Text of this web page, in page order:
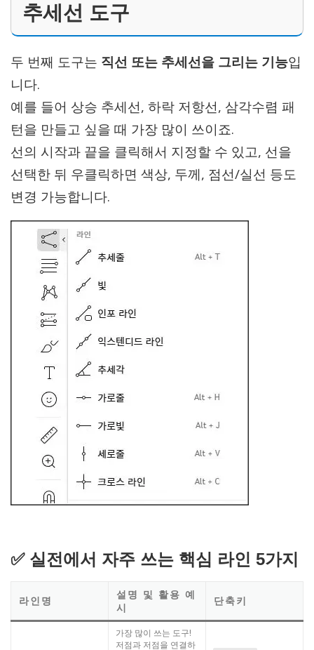
추세선 도구
두 번째 도구는 직선 또는 추세선을 그리는 기능입
니다.
예를 들어 상승 추세선, 하락 저항선, 삼각수렴 패
턴을 만들고 싶을 때 가장 많이 쓰이죠.
선의 시작과 끝을 클릭해서 지정할 수 있고, 선을
선택한 뒤 우클릭하면 색상, 두께, 점선/실선 등도
변경 가능합니다.
✅ 실전에서 자주 쓰는 핵심 라인 5가지
라인명
설명 및 활용 예
시
단축키
가장 많이 쓰는 도구!
저점과 저점을 연결하